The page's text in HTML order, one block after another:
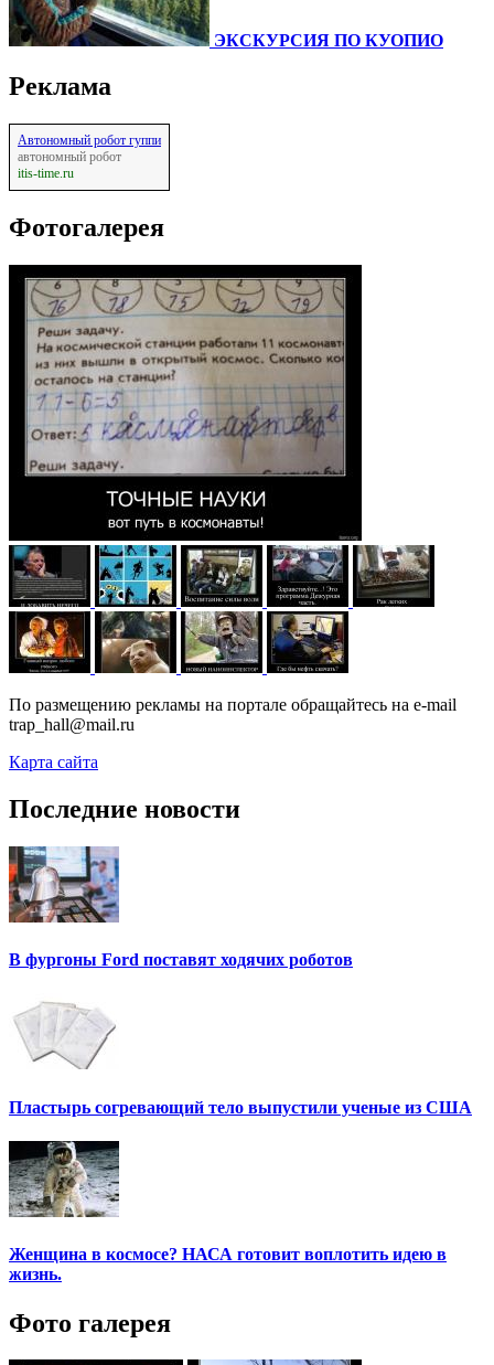
ЭКСКУРСИЯ ПО КУОПИО
Реклама
Автономный робот гуппи
автономный робот
itis-time.ru
Фотогалерея
По размещению рекламы на портале обращайтесь на e-mail
trap_hall@mail.ru
Карта сайта
Последние новости
В фургоны Ford поставят ходячих роботов
Пластырь согревающий тело выпустили ученые из США
Женщина в космосе? НАСА готовит воплотить идею в
жизнь.
Фото галерея